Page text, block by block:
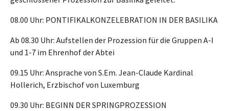
08.00 Uhr: PONTIFIKALKONZELEBRATION IN DER BASILIKA
Ab 08.30 Uhr: Aufstellen der Prozession für die Gruppen A-I
und 1-7 im Ehrenhof der Abtei
09.15 Uhr: Ansprache von S.Em. Jean-Claude Kardinal
Hollerich, Erzbischof von Luxemburg
09.30 Uhr: BEGINN DER SPRINGPROZESSION